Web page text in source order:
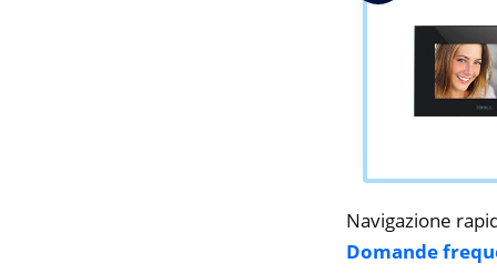
Navigazione
Domande